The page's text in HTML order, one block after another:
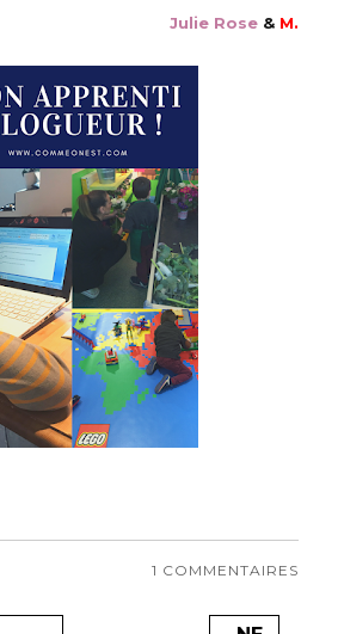
Julie Rose& M.
1 COMMENTAIRES